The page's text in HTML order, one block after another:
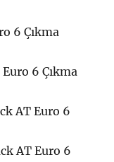
6 Çıkma
6 Çıkma
AT Euro 6
AT Euro 6